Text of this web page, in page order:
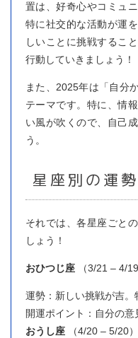
置は、好奇心やコミュ
特に社交的な活動が運
しいことに挑戦するこ
行動していきましょう！
また、2025年は「自分
テーマです。特に、情
い風が吹くので、自己
う。
星座別の運
それでは、各星座ごと
しょう！
おひつじ座 （3/21 – 4/19
運勢：新しい挑戦が吉。
開運ポイント：自分の意
おうし座 （4/20 – 5/20）